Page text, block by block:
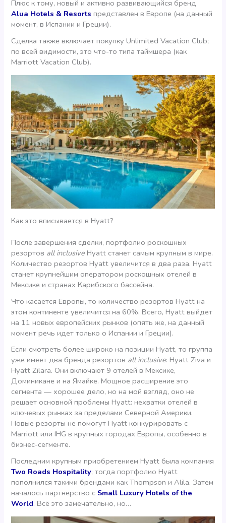
Плюс к тому, новый и активно развивающийся бренд
Alua Hotels & Resorts представлен в Европе (на данный
момент, в Испании и Греции).
Сделка также включает покупку Unlimited Vacation Club;
по всей видимости, это что-то типа таймшера (как
Marriott Vacation Club).
Как это вписывается в Hyatt?
После завершения сделки, портфолио роскошных
резортов all inclusive Hyatt станет самым крупным в мире.
Количество резортов Hyatt увеличится в два раза. Hyatt
станет крупнейшим оператором роскошных отелей в
Мексике и странах Карибского бассейна.
Что касается Европы, то количество резортов Hyatt на
этом континенте увеличится на 60%. Всего, Hyatt выйдет
на 11 новых европейских рынков (опять же, на данный
момент речь идет только о Испании и Греции).
Если смотреть более широко на позиции Hyatt, то группа
уже имеет два бренда резортов all inclusive: Hyatt Ziva и
Hyatt Zilara. Они включают 9 отелей в Мексике,
Доминикане и на Ямайке. Мощное расширение это
сегмента — хорошее дело, но на мой взгляд, оно не
решает основной проблемы Hyatt: нехватки отелей в
ключевых рынках за пределами Северной Америки.
Новые резорты не помогут Hyatt конкурировать с
Marriott или IHG в крупных городах Европы, особенно в
бизнес-сегменте.
Последним крупным приобретением Hyatt была компания
Two Roads Hospitality; тогда портфолио Hyatt
пополнился такими брендами как Thompson и Alila. Затем
началось партнерство с Small Luxury Hotels of the
World. Всё это замечательно, но…